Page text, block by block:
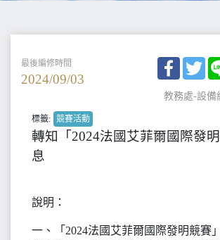
最後編修時間
2024/09/03
教務處-設備
標籤: 競賽活動
轉知「2024法國艾菲爾國際發
息
說明：
一、「2024法國艾菲爾國際發明競賽